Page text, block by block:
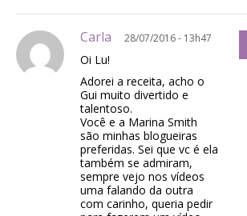
Carla 28/07/2016 - 13h47
Oi Lu!
Adorei a receita, acho o
Gui muito divertido e
talentoso.
Você e a Marina Smith
são minhas blogueiras
preferidas. Sei que vc é ela
também se admiram,
sempre vejo nos vídeos
uma falando da outra
com carinho, queria pedir